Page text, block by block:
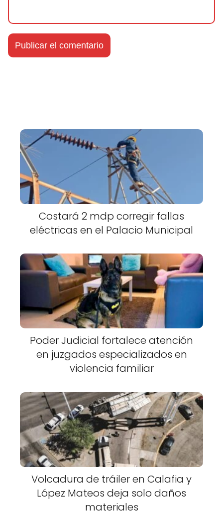
Costará 2 mdp corregir fallas
eléctricas en el Palacio Municipal
Poder Judicial fortalece atención
en juzgados especializados en
violencia familiar
Volcadura de tráiler en Calafia y
López Mateos deja solo daños
materiales